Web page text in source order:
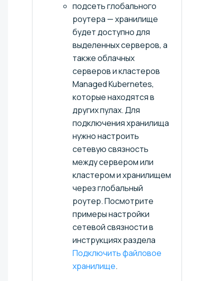
подсеть глобального
роутера — хранилище
будет доступно для
выделенных серверов, а
также облачных
серверов и кластеров
Managed Kubernetes,
которые находятся в
других пулах. Для
подключения хранилища
нужно настроить
сетевую связность
между сервером или
кластером и хранилищем
через глобальный
роутер. Посмотрите
примеры настройки
сетевой связности в
инструкциях раздела
Подключить файловое
хранилище.